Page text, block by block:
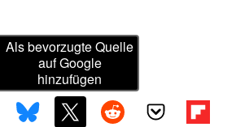
Als bevorzugte Quelle
auf Google
hinzufügen